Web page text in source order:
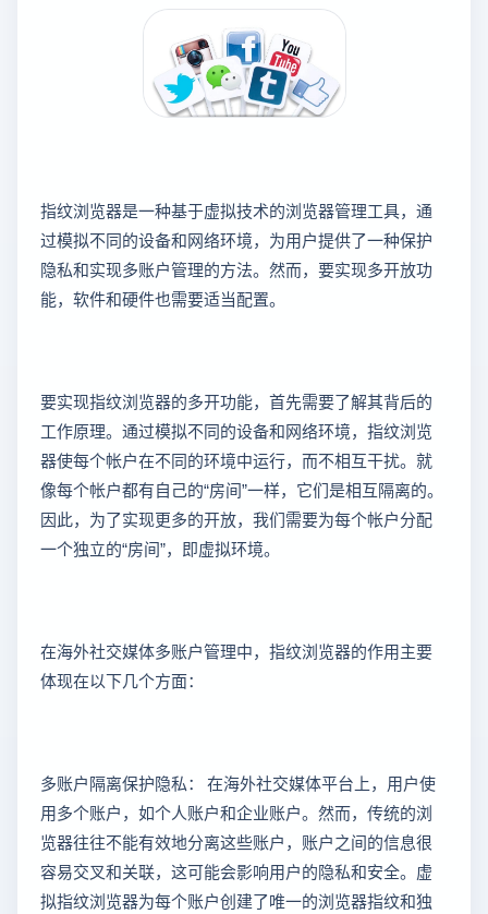
指纹浏览器是一种基于虚拟技术的浏览器管理工具，通
过模拟不同的设备和网络环境，为用户提供了一种保护
隐私和实现多账户管理的方法。然而，要实现多开放功
能，软件和硬件也需要适当配置。
要实现指纹浏览器的多开功能，首先需要了解其背后的
工作原理。通过模拟不同的设备和网络环境，指纹浏览
器使每个帐户在不同的环境中运行，而不相互干扰。就
像每个帐户都有自己的“房间”一样，它们是相互隔离的。
因此，为了实现更多的开放，我们需要为每个帐户分配
一个独立的“房间”，即虚拟环境。
在海外社交媒体多账户管理中，指纹浏览器的作用主要
体现在以下几个方面：
多账户隔离保护隐私： 在海外社交媒体平台上，用户使
用多个账户，如个人账户和企业账户。然而，传统的浏
览器往往不能有效地分离这些账户，账户之间的信息很
容易交叉和关联，这可能会影响用户的隐私和安全。虚
拟指纹浏览器为每个账户创建了唯一的浏览器指纹和独